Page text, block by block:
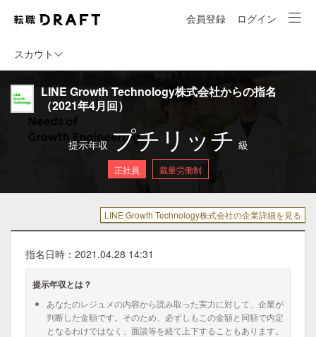
会員登録 ログイン
スカウト
LINE Growth Technology株式会社からの指名
（2021年4月回）
提示年収 プチリッチ 級
正社員 裁量労働制
LINE Growth Technology株式会社の企業詳細を見る
指名日時：2021.04.28 14:31
提示年収とは？
あなたのレジュメの内容から読み取った実力に対して、企業が
判断した金額です。そのため、必ずしもこの金額と同額で内定
となるわけではなく、面談等を経て上下することもあります。